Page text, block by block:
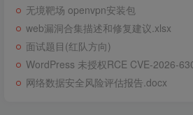
无境靶场 openvpn安装包
web漏洞合集描述和修复建议.xlsx
面试题目(红队方向)
WordPress 未授权RCE CVE-2026-
网络数据安全风险评估报告.docx